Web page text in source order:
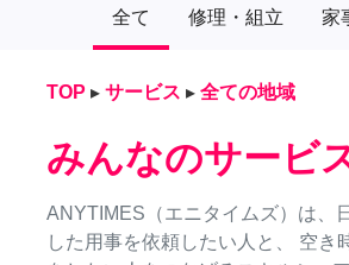
全て 修理・組立 家
TOP ▸ サービス ▸ 全ての地域
みんなのサービ
ANYTIMES（エニタイムズ）は、
した用事を依頼したい人と、 空き